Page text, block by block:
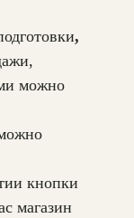
,
можно
кнопки
магазин